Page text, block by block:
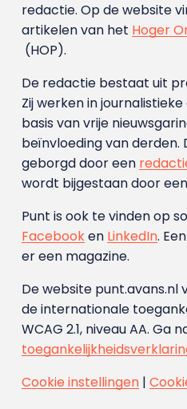
redactie. Op de website
artikelen van het Hoger
(HOP).
De redactie bestaat uit
Zij werken in
basis van vrije
beïnvloeding van derden.
geborgd door een
wordt bijgestaan door
Punt is ook te vinden op
Facebooken LinkedIn.
er een magazine.
De website punt.avans.nl
de internationale
WCAG 2.1, niveau AA. Ga
Cookie instellingen|